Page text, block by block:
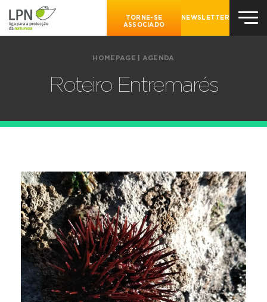
TORNE-SE
ASSOCIADO
NEWSLETTER
HOMEPAGE AGENDA
Roteiro Entremarés